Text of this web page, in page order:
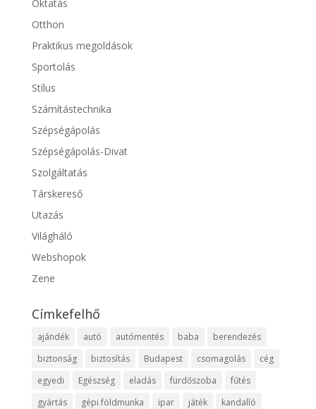
Oktatás
Otthon
Praktikus megoldások
Sportolás
Stílus
Számítástechnika
Szépségápolás
Szépségápolás-Divat
Szolgáltatás
Társkereső
Utazás
Világháló
Webshopok
Zene
Címkefelhő
ajándék autó autómentés baba
berendezés
biztonság
biztosítás Budapest csomagolás
cég
egyedi
Egészség eladás fürdőszoba
fűtés
gyártás
gépi földmunka ipar játék kandalló